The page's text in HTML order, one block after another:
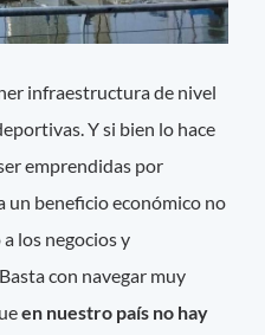
infraestructura de nivel
Y si bien lo hace
emprendidas por
un beneficio económico no
los negocios y
con navegar muy
en nuestro país no hay